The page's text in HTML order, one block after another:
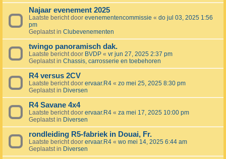
Najaar evenement 2025
Laatste bericht door evenementencommissie « do jul 03, 2025 1:56
pm
Geplaatst in Clubevenementen
twingo panoramisch dak.
Laatste bericht door BVDP « vr jun 27, 2025 2:37 pm
Geplaatst in Chassis, carrosserie en toebehoren
R4 versus 2CV
Laatste bericht door ervaar.R4 « zo mei 25, 2025 8:30 pm
Geplaatst in Diversen
R4 Savane 4x4
Laatste bericht door ervaar.R4 « za mei 17, 2025 10:00 pm
Geplaatst in Diversen
rondleiding R5-fabriek in Douai, Fr.
Laatste bericht door ervaar.R4 « wo mei 14, 2025 6:44 am
Geplaatst in Diversen